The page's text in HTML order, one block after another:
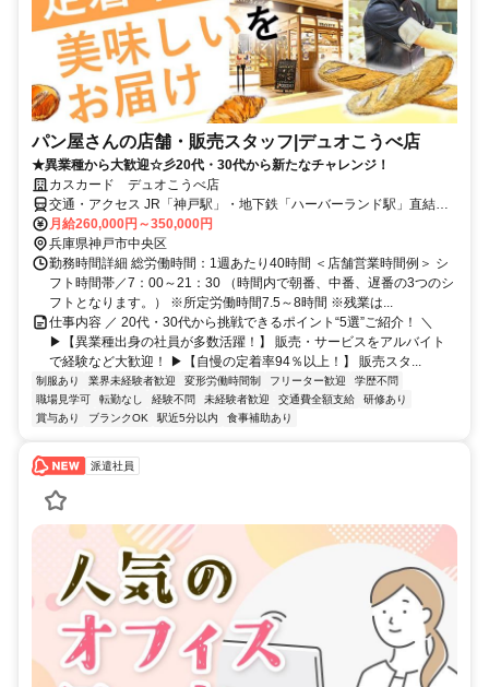
パン屋さんの店舗・販売スタッフ|デュオこうべ店
★異業種から大歓迎☆彡20代・30代から新たなチャレンジ！
カスカード デュオこうべ店
交通・アクセス JR「神戸駅」・地下鉄「ハーバーランド駅」直結、
各線「高速神戸駅」より徒歩5分
月給260,000円～350,000円
兵庫県神戸市中央区
勤務時間詳細 総労働時間：1週あたり40時間 ＜店舗営業時間例＞ シ
フト時間帯／7：00～21：30 （時間内で朝番、中番、遅番の3つのシ
フトとなります。） ※所定労働時間7.5～8時間 ※残業は...
仕事内容 ／ 20代・30代から挑戦できるポイント“5選”ご紹介！ ＼
▶【異業種出身の社員が多数活躍！】 販売・サービスをアルバイト
で経験など大歓迎！ ▶【自慢の定着率94％以上！】 販売スタ...
制服あり 業界未経験者歓迎 変形労働時間制 フリーター歓迎
学歴不問
職場見学可
転勤なし 経験不問 未経験者歓迎 交通費全額支給
研修あり
賞与あり
ブランクOK 駅近5分以内 食事補助あり
派遣社員